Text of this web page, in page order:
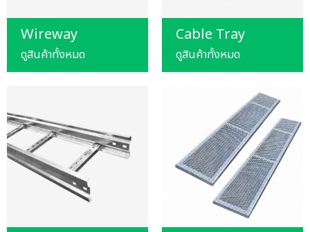
Wireway
ดูสินค้าทั้งหมด
Cable Tray
ดูสินค้าทั้งหมด